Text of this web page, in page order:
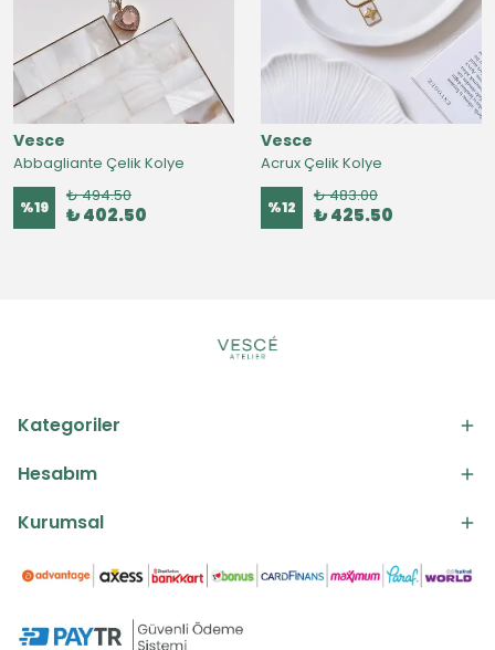
Vesce
Abbagliante Çelik Kolye
%19
₺ 494.50
₺ 402.50
Vesce
Acrux Çelik Kolye
%12
₺ 483.00
₺ 425.50
Kategoriler
Hesabım
Kurumsal